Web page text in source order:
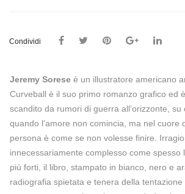
Condividi
Jeremy Sorese è un illustratore americano
Curveball è il suo primo romanzo grafico ed
scandito da rumori di guerra all’orizzonte, su
quando l’amore non comincia, ma nel cuore
persona è come se non volesse finire.
innecessariamente complesso come spesso
più forti, il libro, stampato in bianco, nero e
radiografia spietata e tenera della